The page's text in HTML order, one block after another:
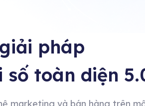
pháp
số toàn diện